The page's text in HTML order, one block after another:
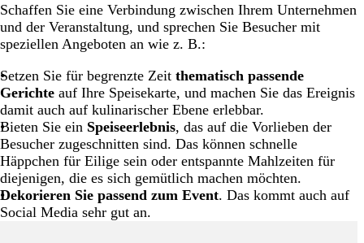
Schaffen Sie eine Verbindung zwischen Ihrem Unternehmen
und der Veranstaltung, und sprechen Sie Besucher mit
speziellen Angeboten an wie z. B.:
Setzen Sie für begrenzte Zeit thematisch passende
Gerichte auf Ihre Speisekarte, und machen Sie das Ereignis
damit auch auf kulinarischer Ebene erlebbar.
Bieten Sie ein Speiseerlebnis, das auf die Vorlieben der
Besucher zugeschnitten sind. Das können schnelle
Häppchen für Eilige sein oder entspannte Mahlzeiten für
diejenigen, die es sich gemütlich machen möchten.
Dekorieren Sie passend zum Event. Das kommt auch auf
Social Media sehr gut an.